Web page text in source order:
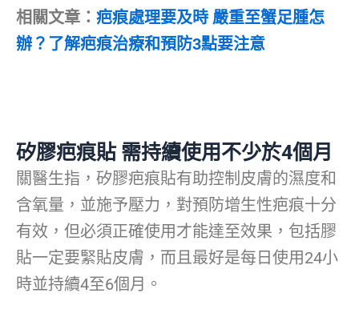
相關文章： 疤痕處理要及時 嚴重至蟹足腫怎
辦？了解疤痕治療和預防3點要注意
矽膠疤痕貼 需持續使用不少於4個月
關醫生指，矽膠疤痕貼有助控制皮膚的濕度和
含氧量，並施予壓力，對預防增生性疤痕十分
有效，但必須正確使用才能達至效果，包括膠
貼一定要緊貼皮膚，而且最好是每日使用24小
時並持續4至6個月。